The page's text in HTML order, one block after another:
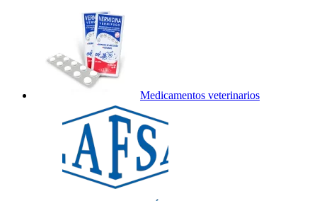
Medicamentos veterinarios